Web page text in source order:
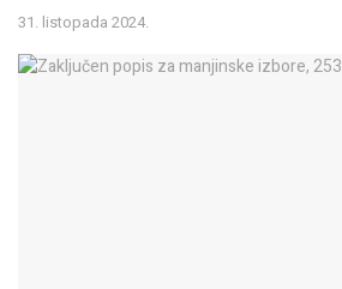
31. listopada 2024.